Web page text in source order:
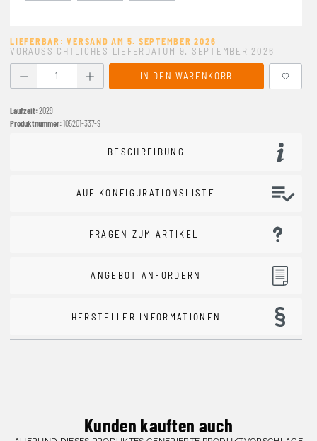
LIEFERBAR: VERSAND AM 5. SEPTEMBER 2026
VORAUSSICHTLICHES LIEFERDATUM 9. SEPTEMBER 2026
Produkt Anzahl: Gib den gewünschten Wert ein oder
IN DEN WARENKORB
Laufzeit:2029
Produktnummer:105201-337-S
BESCHREIBUNG
AUF KONFIGURATIONSLISTE
FRAGEN ZUM ARTIKEL
ANGEBOT ANFORDERN
HERSTELLER INFORMATIONEN
Kunden kauften auch